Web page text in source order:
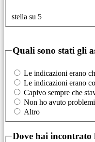
stella su 5
Quali sono stati gli
Le indicazioni erano
Le indicazioni erano
Capivo sempre che
Non ho avuto
Altro
Dove hai